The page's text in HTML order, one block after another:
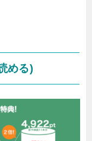
める)